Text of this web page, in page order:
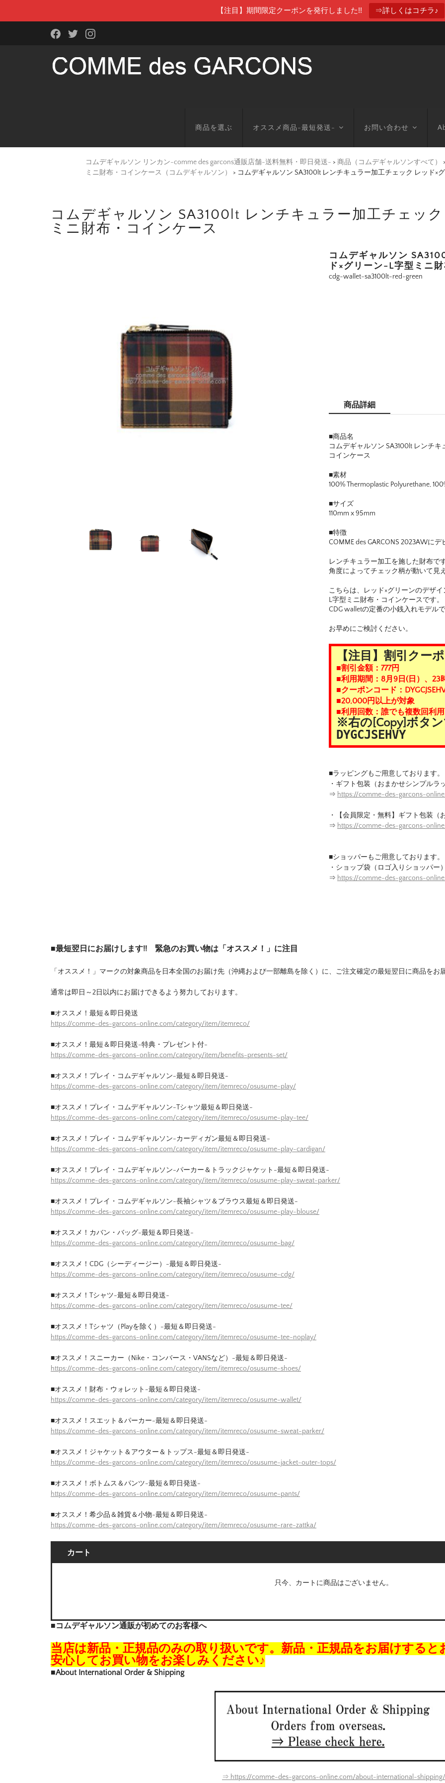
【注目】期間限定クーポンを発行しました!! ⇒詳しくはコチラ♪
商品を選ぶ オススメ商品-最短発送- お問い合わせ
コムデギャルソン リンカン-comme des garcons通販店舗-送料無料・即日発送- > 商品（コムデギャルソンすべて） >
ミニ財布・コインケース（コムデギャルソン）
> コムデギャルソン SA3100lt レンチキュラー加工チェック レッド×
コムデギャルソン SA3100lt レンチキュラー加工チェッ
ミニ財布・コインケース
コムデギャルソン
ド×グリーン-L字型ミニ
cdg-wallet-sa3100lt-red-green
商品詳細
■商品名
コムデギャルソン SA3100lt レンチ
コインケース
■素材
100% Thermoplastic Polyurethane,
■サイズ
110mm x 95mm
■特徴
COMME des GARCONS 2023AWに
レンチキュラー加工を施した財布です
角度によってチェック柄が動いて見
こちらは、レッド×グリーンのデザイ
L字型ミニ財布・コインケースです。
CDG walletの定番の小銭入れモデルで
お早めにご検討ください。
【注目】割引クー
■割引金額：777円
■利用期間：8月9日(日）、23
■クーポンコード：
■20,000円以上が対象
■利用回数：誰でも複数回利
※右の[Copy]ボタ
DYGCJSEHVY
■ラッピングもご用意しております。
・ギフト包装（おまかせシンプルラ
⇒ https://comme-des-garcons-
・【会員限定・無料】ギフト包装（
⇒ https://comme-des-garcons-
■ショッパーもご用意しております。
・ショップ袋（ロゴ入りショッパー）
⇒ https://comme-des-garcons-
■最短翌日にお届けします!! 緊急のお買い物は「オススメ！」に注目
「オススメ！」マークの対象商品を日本全国のお届け先（沖縄および一部離島を除く）に、ご注文確定の最短翌日に商品をお
通常は即日～2日以内にお届けできるよう努力しております。
■オススメ！最短＆即日発送
https://comme-des-garcons-online.com/category/item/itemreco/
■オススメ！最短＆即日発送-特典・プレゼント付-
https://comme-des-garcons-online.com/category/item/benefits-presents-set/
■オススメ！プレイ・コムデギャルソン-最短＆即日発送-
https://comme-des-garcons-online.com/category/item/itemreco/osusume-play/
■オススメ！プレイ・コムデギャルソン-Tシャツ最短＆即日発送-
https://comme-des-garcons-online.com/category/item/itemreco/osusume-play-tee/
■オススメ！プレイ・コムデギャルソン-カーディガン最短＆即日発送-
https://comme-des-garcons-online.com/category/item/itemreco/osusume-play-cardigan/
■オススメ！プレイ・コムデギャルソン-パーカー＆トラックジャケット-最短＆即日発送-
https://comme-des-garcons-online.com/category/item/itemreco/osusume-play-sweat-parker/
■オススメ！プレイ・コムデギャルソン-長袖シャツ＆ブラウス最短＆即日発送-
https://comme-des-garcons-online.com/category/item/itemreco/osusume-play-blouse/
■オススメ！カバン・バッグ-最短＆即日発送-
https://comme-des-garcons-online.com/category/item/itemreco/osusume-bag/
■オススメ！CDG（シーディージー）-最短＆即日発送-
https://comme-des-garcons-online.com/category/item/itemreco/osusume-cdg/
■オススメ！Tシャツ-最短＆即日発送-
https://comme-des-garcons-online.com/category/item/itemreco/osusume-tee/
■オススメ！Tシャツ（Playを除く）-最短＆即日発送-
https://comme-des-garcons-online.com/category/item/itemreco/osusume-tee-noplay/
■オススメ！スニーカー（Nike・コンバース・VANSなど）-最短＆即日発送-
https://comme-des-garcons-online.com/category/item/itemreco/osusume-shoes/
■オススメ！財布・ウォレット-最短＆即日発送-
https://comme-des-garcons-online.com/category/item/itemreco/osusume-wallet/
■オススメ！スエット＆パーカー-最短＆即日発送-
https://comme-des-garcons-online.com/category/item/itemreco/osusume-sweat-parker/
■オススメ！ジャケット＆アウター＆トップス-最短＆即日発送-
https://comme-des-garcons-online.com/category/item/itemreco/osusume-jacket-outer-tops/
■オススメ！ボトムス＆パンツ-最短＆即日発送-
https://comme-des-garcons-online.com/category/item/itemreco/osusume-pants/
■オススメ！希少品＆雑貨＆小物-最短＆即日発送-
https://comme-des-garcons-online.com/category/item/itemreco/osusume-rare-zattka/
カート
只今、カートに商品はございません。
■コムデギャルソン通販が初めてのお客様へ
当店は新品・正規品のみの取り扱いです。新品・正規品をお届けすると
安心してお買い物をお楽しみください♪
■About International Order & Shipping
⇒ https://comme-des-garcons-online.com/about-international-shipping/